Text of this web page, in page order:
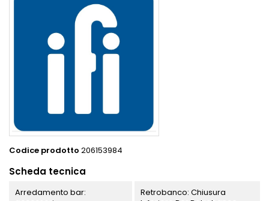
Codice prodotto 206153984
Scheda tecnica
Arredamento bar:
Retrobanco: Chiusura